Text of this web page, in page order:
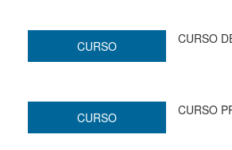
CURSO CURSO
CURSO CURSO